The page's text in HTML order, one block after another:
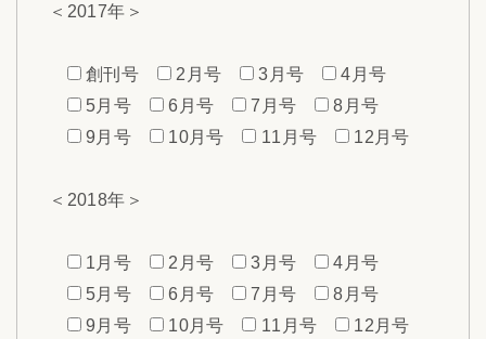
＜2017年＞
創刊号 2月号 3月号
4月号
5月号
6月号 7月号
8月号
9月号
10月号 11月号 12月号
＜2018年＞
1月号 2月号 3月号
4月号
5月号
6月号 7月号
8月号
9月号
10月号 11月号 12月号